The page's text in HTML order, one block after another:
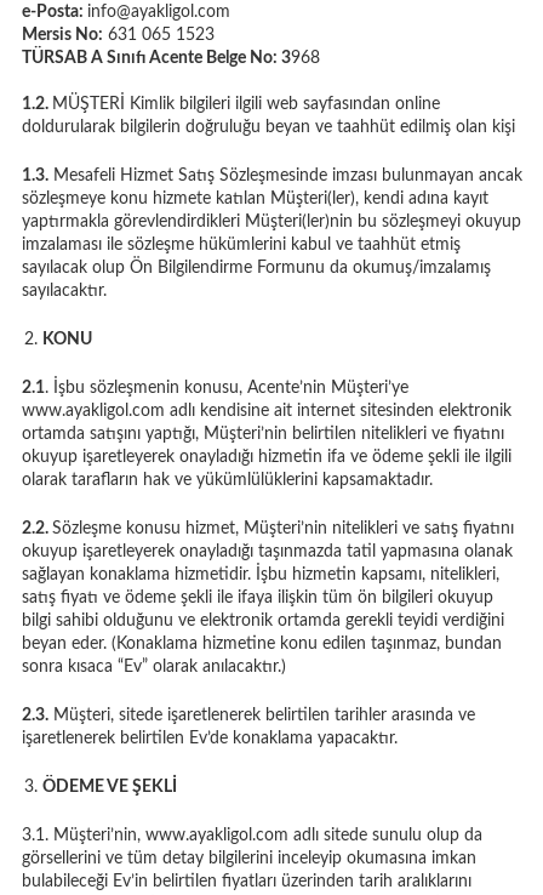
e-Posta: info@ayakligol.com
Mersis No: 631 065 1523
TÜRSAB A Sınıfı Acente Belge No: 3968
1.2. MÜŞTERİ Kimlik bilgileri ilgili web sayfasından online
doldurularak bilgilerin doğruluğu beyan ve taahhüt edilmiş olan kişi
1.3.Mesafeli Hizmet Satış Sözleşmesinde imzası bulunmayan ancak
sözleşmeye konu hizmete katılan Müşteri(ler), kendi adına kayıt
yaptırmakla görevlendirdikleri Müşteri(ler)nin bu sözleşmeyi okuyup
imzalaması ile sözleşme hükümlerini kabul ve taahhüt etmiş
sayılacak olup Ön Bilgilendirme Formunu da okumuş/imzalamış
sayılacaktır.
KONU
2.1. İşbu sözleşmenin konusu, Acente’nin Müşteri’ye
www.ayakligol.com adlı kendisine ait internet sitesinden elektronik
ortamda satışını yaptığı, Müşteri’nin belirtilen nitelikleri ve fiyatını
okuyup işaretleyerek onayladığı hizmetin ifa ve ödeme şekli ile ilgili
olarak tarafların hak ve yükümlülüklerini kapsamaktadır.
2.2. Sözleşme konusu hizmet, Müşteri’nin nitelikleri ve satış fiyatını
okuyup işaretleyerek onayladığı taşınmazda tatil yapmasına olanak
sağlayan konaklama hizmetidir. İşbu hizmetin kapsamı, nitelikleri,
satış fiyatı ve ödeme şekli ile ifaya ilişkin tüm ön bilgileri okuyup
bilgi sahibi olduğunu ve elektronik ortamda gerekli teyidi verdiğini
beyan eder. (Konaklama hizmetine konu edilen taşınmaz, bundan
sonra kısaca “Ev” olarak anılacaktır.)
2.3.Müşteri, sitede işaretlenerek belirtilen tarihler arasında ve
işaretlenerek belirtilen Ev’de konaklama yapacaktır.
ÖDEME VE ŞEKLİ
3.1. Müşteri’nin, www.ayakligol.com adlı sitede sunulu olup da
görsellerini ve tüm detay bilgilerini inceleyip okumasına imkan
bulabileceği Ev’in belirtilen fiyatları üzerinden tarih aralıklarını